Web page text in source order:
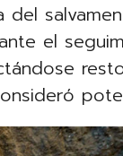
del
el